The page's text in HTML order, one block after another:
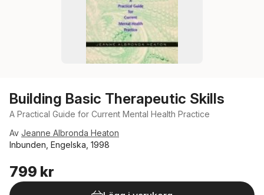
Building Basic Therapeutic Skills
A Practical Guide for Current Mental Health Practice
Av Jeanne Albronda Heaton
Inbunden, Engelska, 1998
799 kr